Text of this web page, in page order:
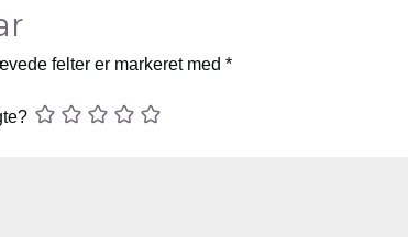
felter er markeret med *